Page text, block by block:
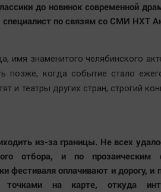
до новинок современной
по связям со СМИ НХТ
имя знаменитого челябинского
позже, когда событие стало
и театры других стран, строгий
из-за границы. Не всех
отбора, и по прозаическим
фестиваля оплачивают и дорогу, и
на карте, откуда